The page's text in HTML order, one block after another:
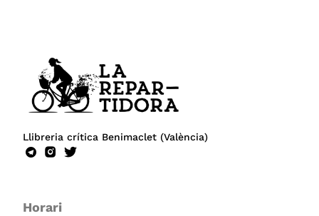
Llibreria crítica Benimaclet (València)
Horari